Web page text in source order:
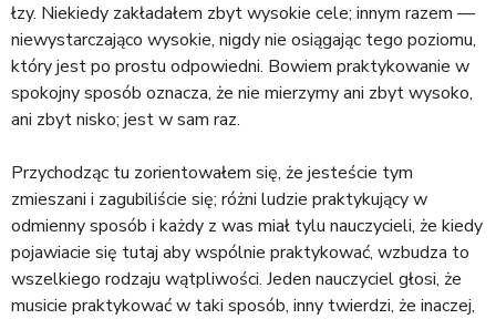
łzy. Niekiedy zakładałem zbyt wysokie cele; innym razem —
niewystarczająco wysokie, nigdy nie osiągając tego poziomu,
który jest po prostu odpowiedni. Bowiem praktykowanie w
spokojny sposób oznacza, że nie mierzymy ani zbyt wysoko,
ani zbyt nisko; jest w sam raz.
Przychodząc tu zorientowałem się, że jesteście tym
zmieszani i zagubiliście się; różni ludzie praktykujący w
odmienny sposób i każdy z was miał tylu nauczycieli, że kiedy
pojawiacie się tutaj aby wspólnie praktykować, wzbudza to
wszelkiego rodzaju wątpliwości. Jeden nauczyciel głosi, że
musicie praktykować w taki sposób, inny twierdzi, że inaczej,